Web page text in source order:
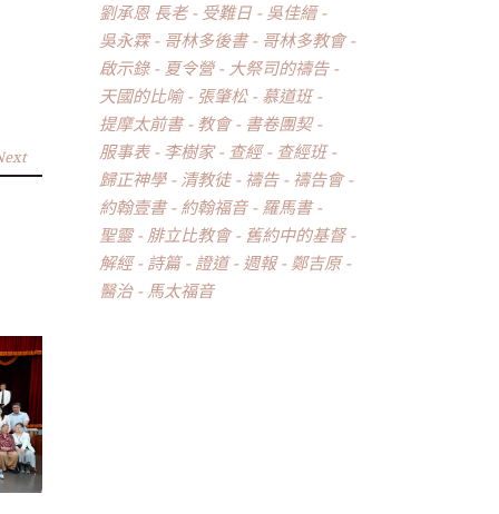
劉承恩 長老
受難日
吳佳縉
吳永霖
哥林多後書
哥林多教會
啟示錄
夏令營
大祭司的禱告
天國的比喻
張肇松
慕道班
提摩太前書
教會
書卷團契
服事表
李樹家 查經
查經班
歸正神學
清教徒 禱告
禱告會
約翰壹書
約翰福音
羅馬書
聖靈
腓立比教會
舊約中的基督
解經
詩篇 證道 週報
鄭吉原
醫治
馬太福音